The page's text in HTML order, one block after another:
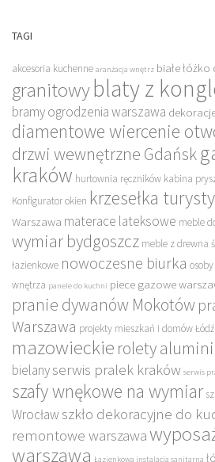
TAGI
akcesoria kuchenne aranżacja wnętrz białe
granitowyblaty z
bramy ogrodzenia warszawa
diamentowe wiercenie
drzwi wewnętrzne Gdańsk
kraków hurtownia ręczników kabina
Konfigurator okien krzesełka
Warszawa materace lateksowe meble
wymiar bydgoszcz meble z drewna
łazienkowe nowoczesne biurka
wnętrza panele do kuchni piece gazowe
pranie dywanów Mokotów
Warszawa projekty mieszkań i domów Łódź
mazowieckie rolety
bielanyserwis pralek kraków serwis
szafy wnękowe na wymiar
Wrocław szkło dekoracyjne do
remontowe warszawa
warszawa Łazienkowa instalacja sanitarna